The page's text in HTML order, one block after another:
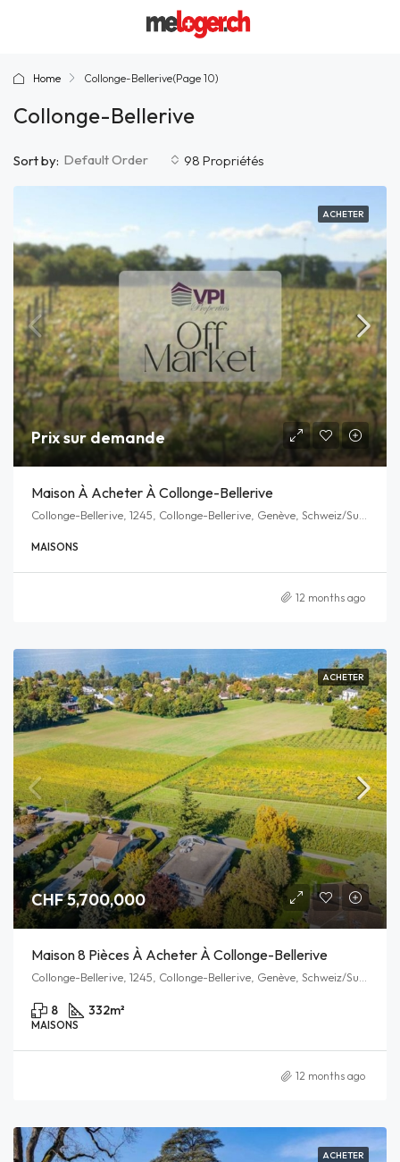
Home Collonge-Bellerive(Page 10)
Collonge-Bellerive
98 Propriétés
Sort by: Default Order
ACHETER
Prix sur demande
Maison À Acheter À Collonge-Bellerive
MAISONS
12 months ago
ACHETER
CHF 5,700,000
Maison 8 Pièces À Acheter À Collonge-Bellerive
8 332m²
MAISONS
12 months ago
ACHETER